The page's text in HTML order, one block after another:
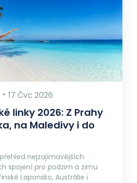
17 Čvc 2026
linky 2026: Z Prahy
na Maledivy i do
nejzajímavějších
spojení pro podzim a zimu
Laponsko, Austrálie i